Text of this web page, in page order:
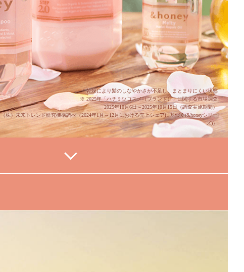
＊乾燥により髪のしなやかさが不足し、まとまりにくい状態
※ 2025年「ハチミツコスメ（ブランド）」に関する市場調査
2025年10月6日～2025年10月15日（調査実施期間）
（株）未来トレンド研究機構調べ（2024年1月～12月における売上シェアに基づく(&honeyシリー
ズ)）